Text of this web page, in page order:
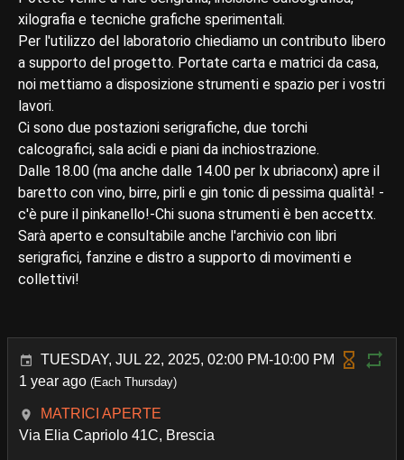
xilografia e tecniche grafiche sperimentali.
Per l'utilizzo del laboratorio chiediamo un contributo libero
a supporto del progetto. Portate carta e matrici da casa,
noi mettiamo a disposizione strumenti e spazio per i vostri
lavori.
Ci sono due postazioni serigrafiche, due torchi
calcografici, sala acidi e piani da inchiostrazione.
Dalle 18.00 (ma anche dalle 14.00 per lx ubriaconx) apre il
baretto con vino, birre, pirli e gin tonic di pessima qualità! -
c'è pure il pinkanello!-Chi suona strumenti è ben accettx.
Sarà aperto e consultabile anche l'archivio con libri
serigrafici, fanzine e distro a supporto di movimenti e
collettivi!
TUESDAY, JUL 22, 2025, 02:00 PM-10:00 PM
1 year ago (Each Thursday)
MATRICI APERTE
Via Elia Capriolo 41C, Brescia